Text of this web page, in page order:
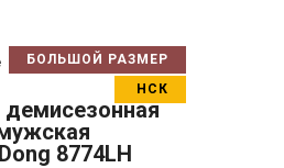
БОЛЬШОЙ РАЗМЕР
НСК
ПОДРОБНЕЕ
В корзину
демисезонная
8774LH